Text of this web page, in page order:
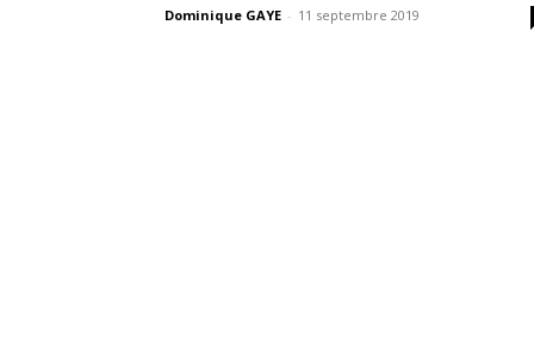
Dominique GAYE - 11 septembre 2019